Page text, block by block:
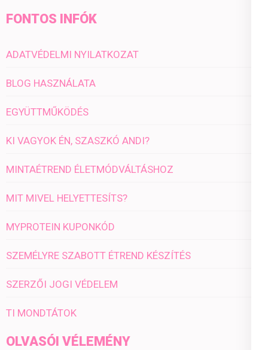
FONTOS INFÓK
ADATVÉDELMI NYILATKOZAT
BLOG HASZNÁLATA
EGYÜTTMŰKÖDÉS
KI VAGYOK ÉN, SZASZKÓ ANDI?
MINTAÉTREND ÉLETMÓDVÁLTÁSHOZ
MIT MIVEL HELYETTESÍTS?
MYPROTEIN KUPONKÓD
SZEMÉLYRE SZABOTT ÉTREND KÉSZÍTÉS
SZERZŐI JOGI VÉDELEM
TI MONDTÁTOK
OLVASÓI VÉLEMÉNY